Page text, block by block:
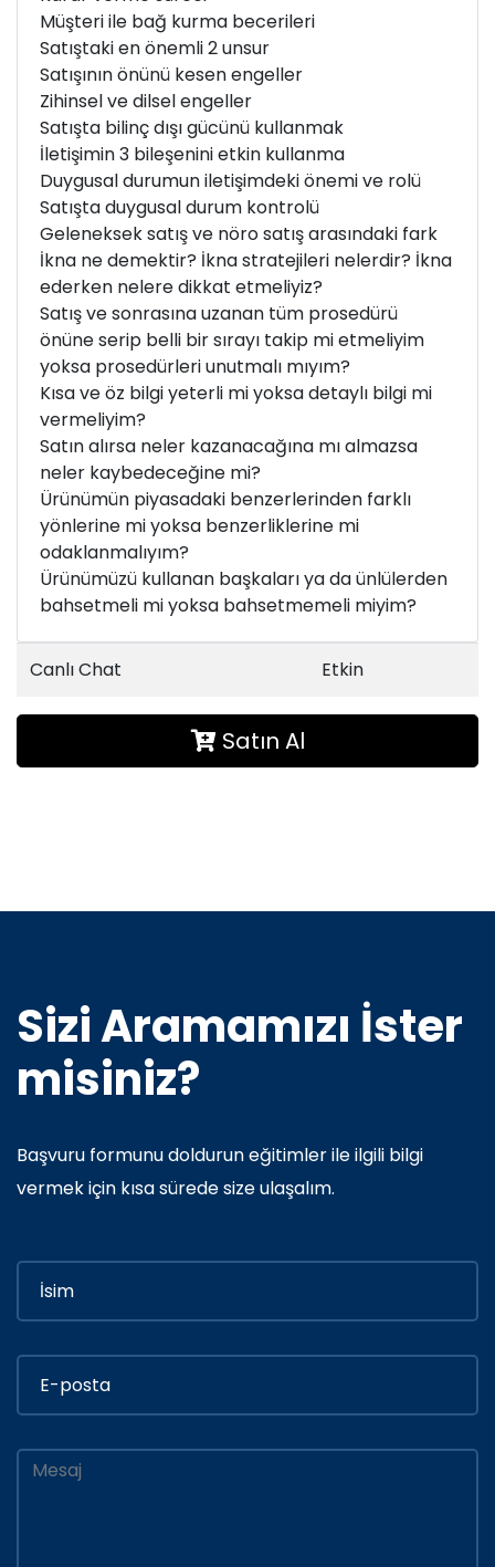
Müşteri ile bağ kurma becerileri
Satıştaki en önemli 2 unsur
Satışının önünü kesen engeller
Zihinsel ve dilsel engeller
Satışta bilinç dışı gücünü kullanmak
İletişimin 3 bileşenini etkin kullanma
Duygusal durumun iletişimdeki önemi ve rolü
Satışta duygusal durum kontrolü
Geleneksek satış ve nöro satış arasındaki fark
İkna ne demektir? İkna stratejileri nelerdir? İkna
ederken nelere dikkat etmeliyiz?
Satış ve sonrasına uzanan tüm prosedürü
önüne serip belli bir sırayı takip mi etmeliyim
yoksa prosedürleri unutmalı mıyım?
Kısa ve öz bilgi yeterli mi yoksa detaylı bilgi mi
vermeliyim?
Satın alırsa neler kazanacağına mı almazsa
neler kaybedeceğine mi?
Ürünümün piyasadaki benzerlerinden farklı
yönlerine mi yoksa benzerliklerine mi
odaklanmalıyım?
Ürünümüzü kullanan başkaları ya da ünlülerden
bahsetmeli mi yoksa bahsetmemeli miyim?
Canlı Chat Etkin
Satın Al
Sizi Aramamızı İster
misiniz?
Başvuru formunu doldurun eğitimler ile ilgili bilgi
vermek için kısa sürede size ulaşalım.